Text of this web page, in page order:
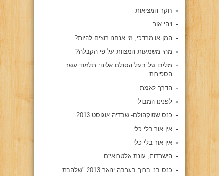
חקר המציאות
ויהי אור
המן או מרדכי, מי אנחנו רוצים להיות?
מהי משמעות המצוות על פי הקבלה?
מליבו של בעל הסולם אלינו: תלמוד עשר
הספירות
הדרך לאמת
לפנינו המבול
כנס שטוקהולם- שבדיה אוגוסט 2013
אין אור בלי כלי
אין אור בלי כלי
הישרדות, עונת אלטרואיזם
כנס בני ברוך בערבה ינואר 2013 "שלהבת